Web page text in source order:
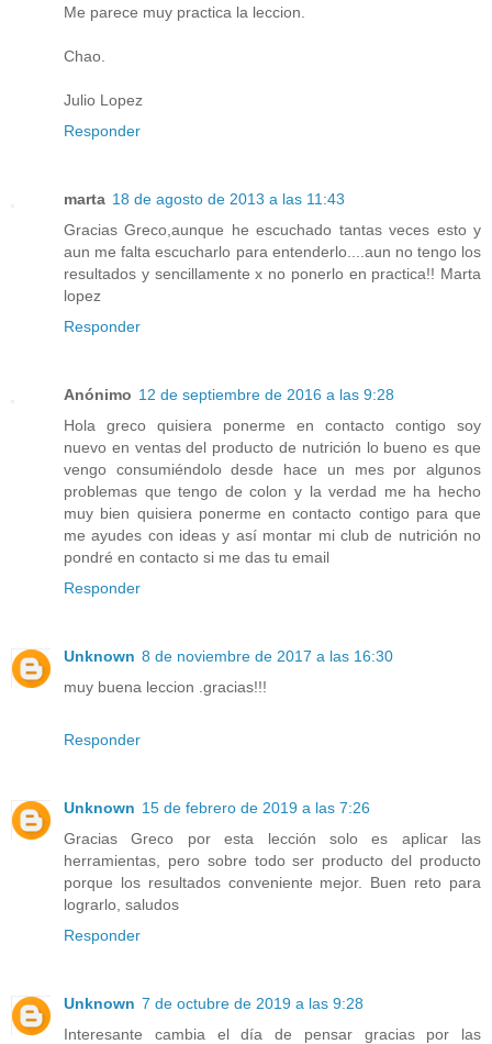
Me parece muy practica la leccion.
Chao.
Julio Lopez
Responder
marta 18 de agosto de 2013 a las 11:43
Gracias Greco,aunque he escuchado tantas veces esto y
aun me falta escucharlo para entenderlo....aun no tengo los
resultados y sencillamente x no ponerlo en practica!! Marta
lopez
Responder
Anónimo 12 de septiembre de 2016 a las 9:28
Hola greco quisiera ponerme en contacto contigo soy
nuevo en ventas del producto de nutrición lo bueno es que
vengo consumiéndolo desde hace un mes por algunos
problemas que tengo de colon y la verdad me ha hecho
muy bien quisiera ponerme en contacto contigo para que
me ayudes con ideas y así montar mi club de nutrición no
pondré en contacto si me das tu email
Responder
Unknown 8 de noviembre de 2017 a las 16:30
muy buena leccion .gracias!!!
Responder
Unknown 15 de febrero de 2019 a las 7:26
Gracias Greco por esta lección solo es aplicar las
herramientas, pero sobre todo ser producto del producto
porque los resultados conveniente mejor. Buen reto para
lograrlo, saludos
Responder
Unknown 7 de octubre de 2019 a las 9:28
Interesante cambia el día de pensar gracias por las